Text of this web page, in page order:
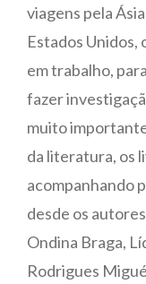
viagens pela
Estados Unidos,
em trabalho,
fazer
muito
da literatura, os
acompanhando
desde os
Ondina Braga,
Rodrigues